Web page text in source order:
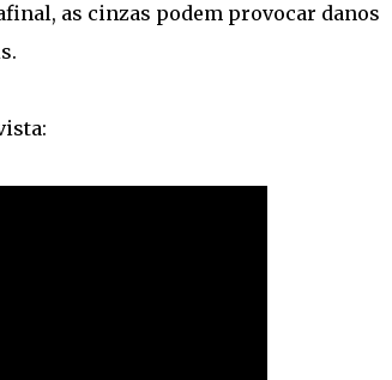
as cinzas podem provocar danos